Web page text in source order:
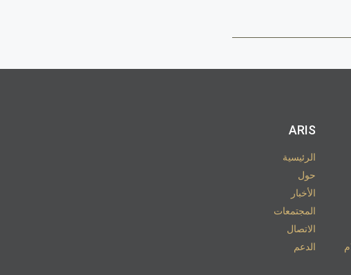
ARIS​
الرئيسية
حول
الأخبار
المجتمعات
الاتصال
الدعم